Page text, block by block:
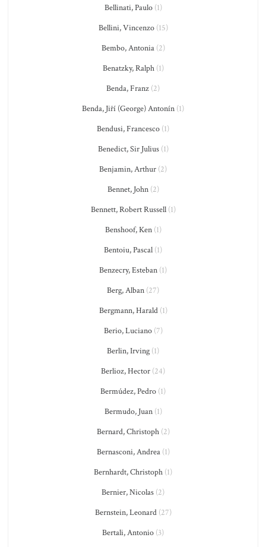
Bellinati, Paulo(1)
Bellini, Vincenzo(15)
Bembo, Antonia(2)
Benatzky, Ralph(1)
Benda, Franz (2)
Benda, Jiří (George) Antonín (1)
Bendusi, Francesco (1)
Benedict, Sir Julius(1)
Benjamin, Arthur (2)
Bennet, John(2)
Bennett, Robert Russell(1)
Benshoof, Ken(1)
Bentoiu, Pascal (1)
Benzecry, Esteban (1)
Berg, Alban (27)
Bergmann, Harald(1)
Berio, Luciano(7)
Berlin, Irving (1)
Berlioz, Hector (24)
Bermúdez, Pedro (1)
Bermudo, Juan(1)
Bernard, Christoph(2)
Bernasconi, Andrea(1)
Bernhardt, Christoph (1)
Bernier, Nicolas (2)
Bernstein, Leonard(27)
Bertali, Antonio (3)